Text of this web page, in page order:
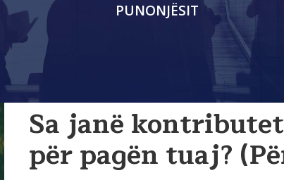
PUNONJËSIT
Sa janë
për pagën tuaj?